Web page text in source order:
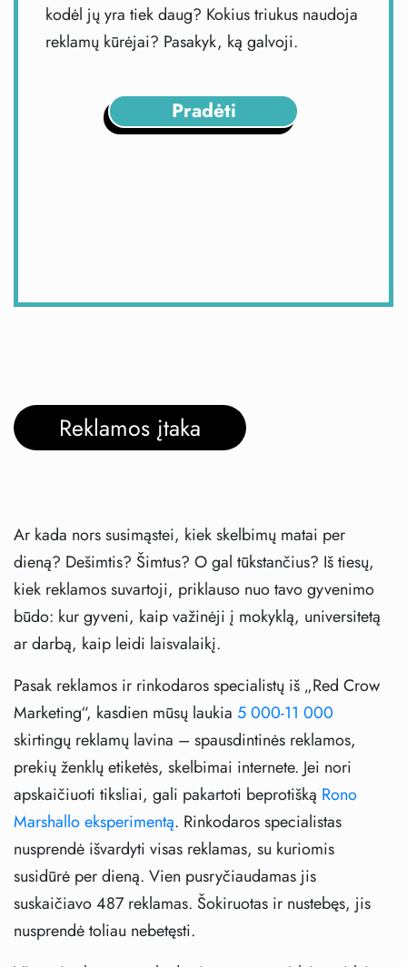
kodėl jų yra tiek daug? Kokius triukus naudoja
reklamų kūrėjai? Pasakyk, ką galvoji.
Pradėti
Reklamos įtaka
Ar kada nors susimąstei, kiek skelbimų matai per
dieną? Dešimtis? Šimtus? O gal tūkstančius? Iš tiesų,
kiek reklamos suvartoji, priklauso nuo tavo gyvenimo
būdo: kur gyveni, kaip važinėji į mokyklą, universitetą
ar darbą, kaip leidi laisvalaikį.
Pasak reklamos ir rinkodaros specialistų iš „Red Crow
Marketing“, kasdien mūsų laukia 5 000-11 000
skirtingų reklamų lavina – spausdintinės reklamos,
prekių ženklų etiketės, skelbimai internete. Jei nori
apskaičiuoti tiksliai, gali pakartoti beprotišką Rono
Marshallo eksperimentą. Rinkodaros specialistas
nusprendė išvardyti visas reklamas, su kuriomis
susidūrė per dieną. Vien pusryčiaudamas jis
suskaičiavo 487 reklamas. Šokiruotas ir nustebęs, jis
nusprendė toliau nebetęsti.